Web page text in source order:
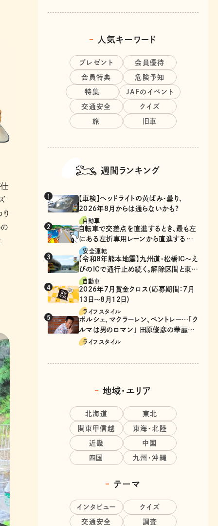
り
人気キーワード
プレゼント 会員優待
会員特典 危険予知
特集 JAFのイベント
交通安全 クイズ
旅 旧車
週間ランキング
【車検】ヘッドライトの黄ばみ・曇り、
2026年8月からは通らないかも?
自動車
自転車で交差点を直進するとき、最も左
にある左折専用レーンから直進するの
は、違反？
安全運転
【令和8年熊本地震】九州道・松橋IC～え
びのICで通行止め続く。解除区間と東九
州道の迂回ルート
自動車
2026年7月賞金クロス（応募期間：7月
13日～8月12日）
ライフスタイル
ポルシェ、マクラーレン、ベントレー…「ク
ルマは男のロマン」 田原俊彦の華麗な
る愛車遍歴
ライフスタイル
地域・エリア
北海道 東北
関東甲信越 東海・北陸
近畿 中国
四国 九州・沖縄
テーマ
インタビュー クイズ
交通安全 調査